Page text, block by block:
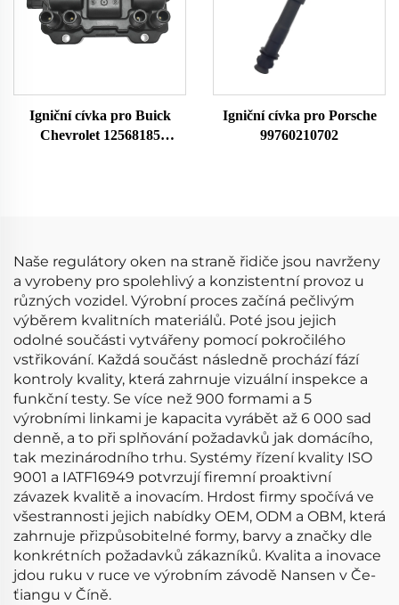
Igniční cívka pro Buick
Chevrolet 12568185
Igniční cívka pro Porsche
99760210702
Naše regulátory oken na straně řidiče jsou navrženy
a vyrobeny pro spolehlivý a konzistentní provoz u
různých vozidel. Výrobní proces začíná pečlivým
výběrem kvalitních materiálů. Poté jsou jejich
odolné součásti vytvářeny pomocí pokročilého
vstřikování. Každá součást následně prochází fází
kontroly kvality, která zahrnuje vizuální inspekce a
funkční testy. Se více než 900 formami a 5
výrobními linkami je kapacita vyrábět až 6 000 sad
denně, a to při splňování požadavků jak domácího,
tak mezinárodního trhu. Systémy řízení kvality ISO
9001 a IATF16949 potvrzují firemní proaktivní
závazek kvalitě a inovacím. Hrdost firmy spočívá ve
všestrannosti jejich nabídky OEM, ODM a OBM, která
zahrnuje přizpůsobitelné formy, barvy a značky dle
konkrétních požadavků zákazníků. Kvalita a inovace
jdou ruku v ruce ve výrobním závodě Nansen v Če-
ťiangu v Číně.